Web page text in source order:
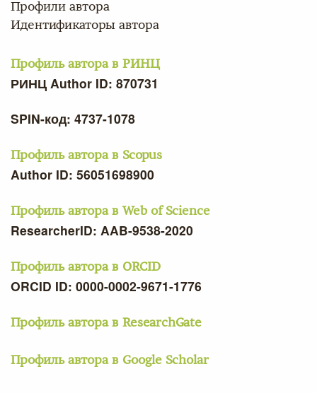
Профили автора
Идентификаторы автора
Профиль автора в РИНЦ
РИНЦ Author ID: 870731
SPIN-код: 4737-1078
Профиль автора в Scopus
Author ID: 56051698900
Профиль автора в Web of Science
ResearcherID: AAB-9538-2020
Профиль автора в ORCID
ORCID ID: 0000-0002-9671-1776
Профиль автора в ResearchGate
Профиль автора в Google Scholar